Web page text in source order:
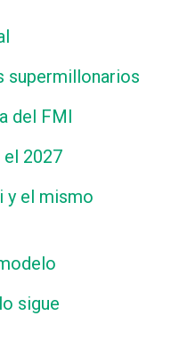
supermillonarios
del FMI
2027
y el mismo
sigue